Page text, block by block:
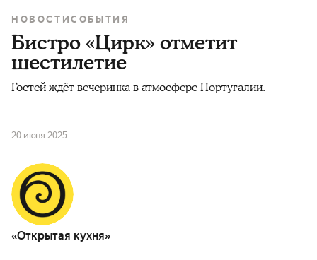
НОВОСТИСОБЫТИЯ
Бистро «Цирк» отметит
шестилетие
Гостей ждёт вечеринка в атмосфере Португалии.
20 июня 2025
«Открытая кухня»